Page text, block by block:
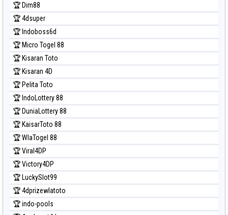
Prediksi Taiwan
🏆 Dim88
🏆 4dsuper
🏆 Indoboss6d
🏆 Micro Togel 88
🏆 Kisaran Toto
🏆 Kisaran 4D
🏆 Pelita Toto
🏆 IndoLottery 88
🏆 DuniaLottery 88
🏆 KaisarToto 88
🏆 WlaTogel 88
🏆 Viral4DP
🏆 Victory4DP
🏆 LuckySlot99
🏆 4dprizewlatoto
🏆 indo-pools